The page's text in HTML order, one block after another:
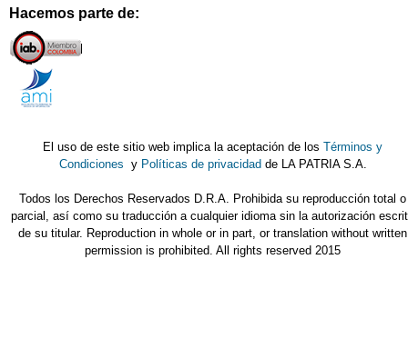
Hacemos parte de:
El uso de este sitio web implica la aceptación de losTérminos y
Condiciones y Políticas de privacidad de LA PATRIA S.A.
Todos los Derechos Reservados D.R.A. Prohibida su reproducción total o
parcial, así como su traducción a cualquier idioma sin la autorización
de su titular. Reproduction in whole or in part, or translation without written
permission is prohibited. All rights reserved 2015